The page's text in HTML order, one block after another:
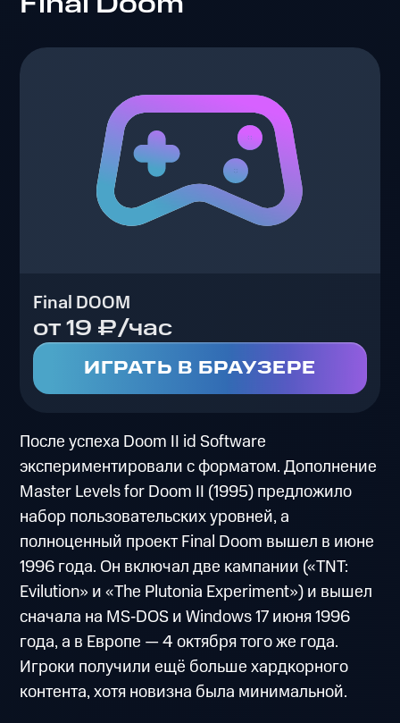
Final DOOM
от 19 ₽/час
ИГРАТЬ В БРАУЗЕРЕ
После успеха Doom II id Software
экспериментировали с форматом. Дополнение
Master Levels for Doom II (1995) предложило
набор пользовательских уровней, а
полноценный проект Final Doom вышел в июне
1996 года. Он включал две кампании («TNT:
Evilution» и «The Plutonia Experiment») и вышел
сначала на MS‑DOS и Windows 17 июня 1996
года, а в Европе — 4 октября того же года.
Игроки получили ещё больше хардкорного
контента, хотя новизна была минимальной.